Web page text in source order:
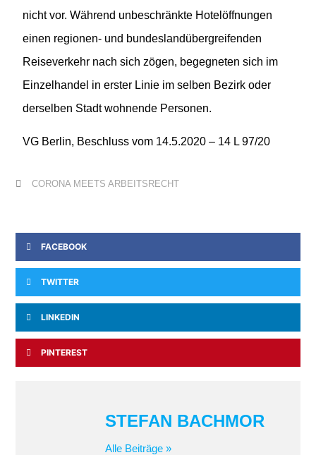
nicht vor. Während unbeschränkte Hotelöffnungen
einen regionen- und bundeslandübergreifenden
Reiseverkehr nach sich zögen, begegneten sich im
Einzelhandel in erster Linie im selben Bezirk oder
derselben Stadt wohnende Personen.
VG Berlin, Beschluss vom 14.5.2020 – 14 L 97/20
CORONA MEETS ARBEITSRECHT
FACEBOOK
TWITTER
LINKEDIN
PINTEREST
STEFAN BACHMOR
Alle Beiträge »